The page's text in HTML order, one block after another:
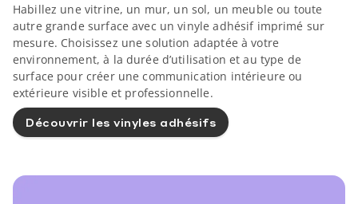
Habillez une vitrine, un mur, un sol, un meuble ou toute
autre grande surface avec un vinyle adhésif imprimé sur
mesure. Choisissez une solution adaptée à votre
environnement, à la durée d’utilisation et au type de
surface pour créer une communication intérieure ou
extérieure visible et professionnelle.
Découvrir les vinyles adhésifs